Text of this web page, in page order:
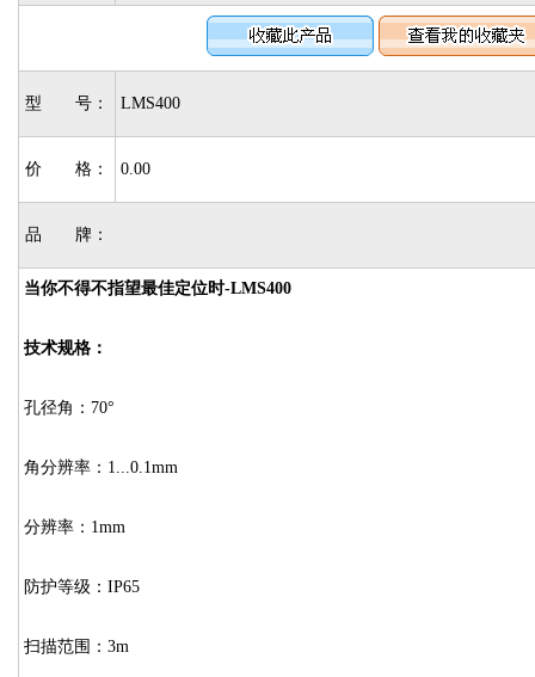
型 号： LMS400
价 格： 0.00
品 牌：
当你不得不指望最佳定位时-LMS400
技术规格：
孔径角：70°
角分辨率：1...0.1mm
分辨率：1mm
防护等级：IP65
扫描范围：3m